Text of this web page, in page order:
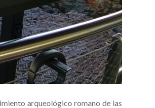
arqueológico romano de las